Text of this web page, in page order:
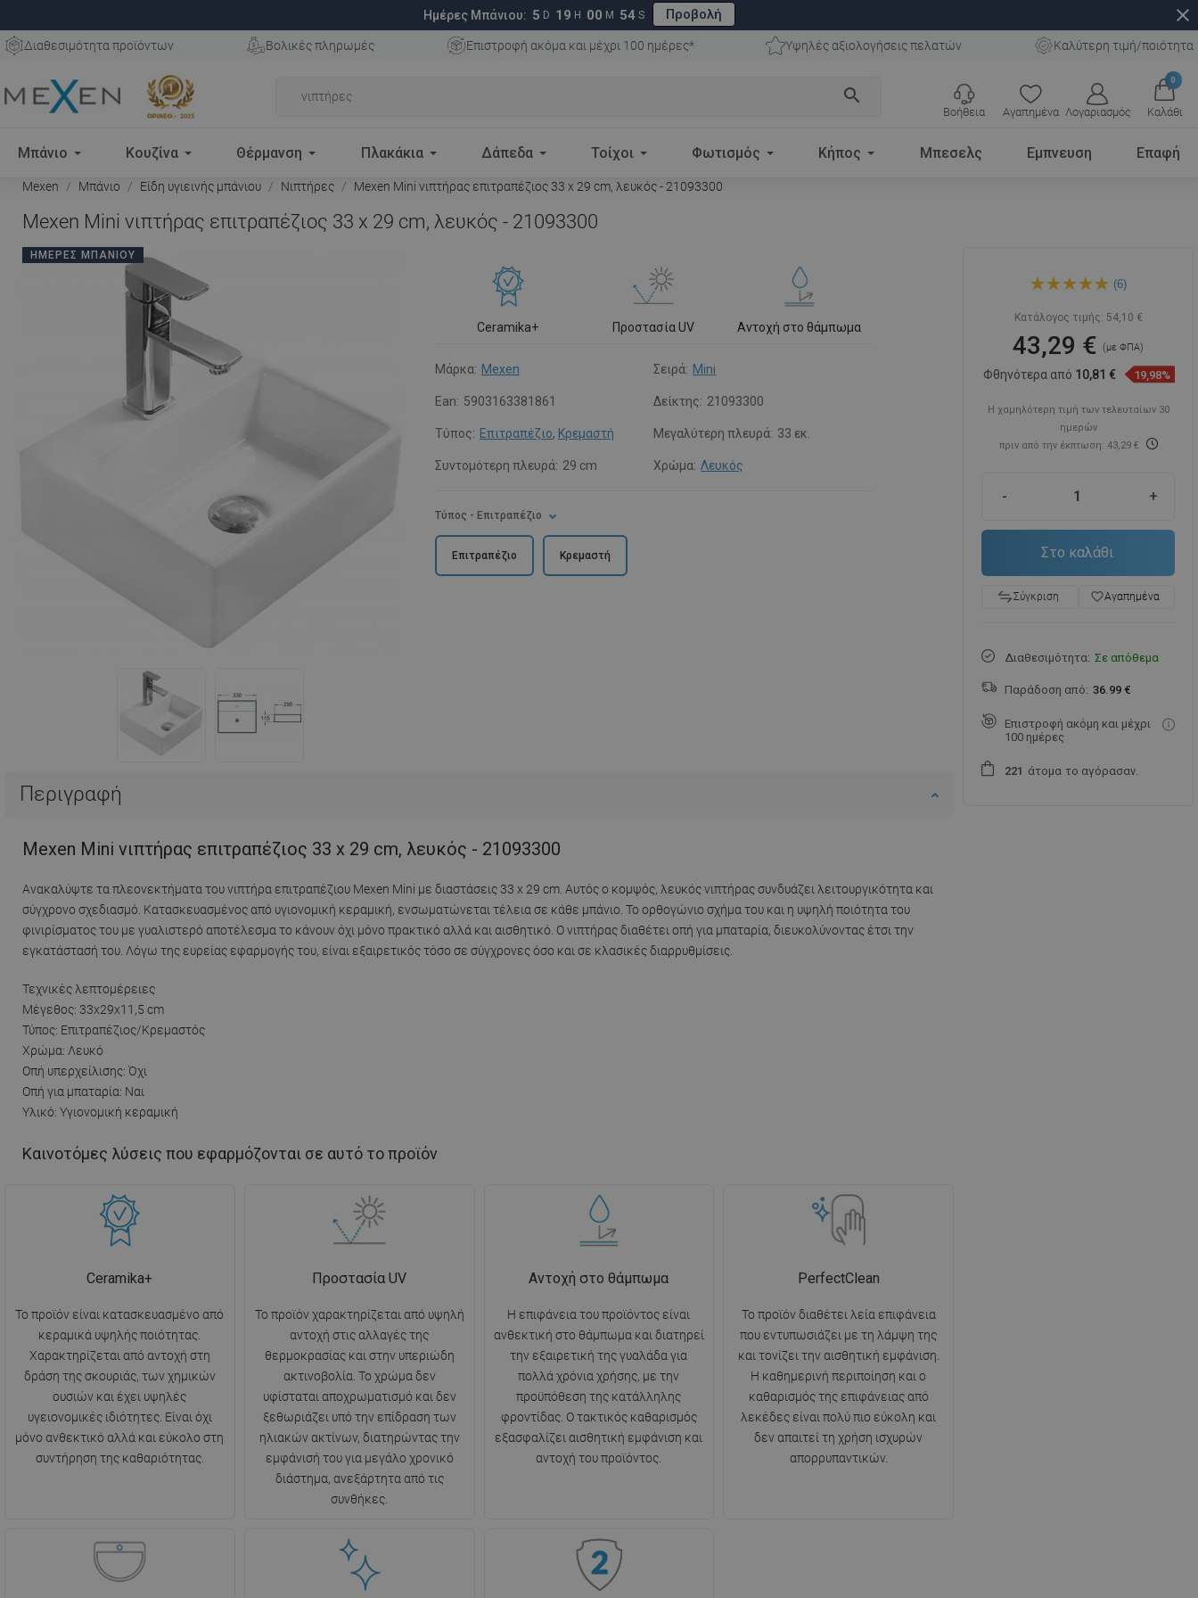
Ημέρες Μπάνιου: 5 D 19 H 00 M 53 S Προβολή close
Διαθεσιμότητα προϊόντων Βολικές πληρωμές Επιστροφή ακόμα και μέχρι 100 ημέρες* Υψηλές αξιολογήσεις πελατών Καλύτερη τιμή/ποιότητα
search
Αγαπημένα Λογαριασμός
0
Καλάθι
Βοήθεια
Μπάνιο Κουζίνα Θέρμανση Πλακάκια Δάπεδα Τοίχοι Φωτισμός Κήπος Μπεσελς Εμπνευση Επαφή
Mexen Μπάνιο Είδη υγιεινής μπάνιου Νιπτήρες Mexen Mini νιπτήρας επιτραπέζιος 33 x 29 cm, λευκός - 21093300
Mexen Mini νιπτήρας επιτραπέζιος 33 x 29 cm, λευκός - 21093300
ΗΜΈΡΕΣ ΜΠΆΝΙΟΥ
Ceramika+ Προστασία UV Αντοχή στο θάμπωμα
Μάρκα: Mexen Σειρά: Mini
Ean: 5903163381861 Δείκτης: 21093300
Τύπος: Επιτραπέζιο, Κρεμαστή Μεγαλύτερη πλευρά: 33 εκ.
Συντομότερη πλευρά: 29 cm Χρώμα: Λευκός
Τύπος - Επιτραπέζιο
Κρεμαστή
Επιτραπέζιο
Περιγραφή
Mexen Mini νιπτήρας επιτραπέζιος 33 x 29 cm, λευκός - 21093300
Ανακαλύψτε τα πλεονεκτήματα του νιπτήρα επιτραπέζιου Mexen Mini με διαστάσεις 33 x 29 cm. Αυτός ο κομψός, λευκός νιπτήρας συνδυάζει λειτουργικότητα και
σύγχρονο σχεδιασμό. Κατασκευασμένος από υγιονομική κεραμική, ενσωματώνεται τέλεια σε κάθε μπάνιο. Το ορθογώνιο σχήμα του και η υψηλή ποιότητα του
φινιρίσματος του με γυαλιστερό αποτέλεσμα το κάνουν όχι μόνο πρακτικό αλλά και αισθητικό. Ο νιπτήρας διαθέτει οπή για μπαταρία, διευκολύνοντας έτσι την
εγκατάστασή του. Λόγω της ευρείας εφαρμογής του, είναι εξαιρετικός τόσο σε σύγχρονες όσο και σε κλασικές διαρρυθμίσεις.
Τεχνικές λεπτομέρειες
Μέγεθος: 33x29x11,5 cm
Τύπος: Επιτραπέζιος/Κρεμαστός
Χρώμα: Λευκό
Οπή υπερχείλισης: Όχι
Οπή για μπαταρία: Ναι
Υλικό: Υγιονομική κεραμική
Καινοτόμες λύσεις που εφαρμόζονται σε αυτό το προϊόν
Ceramika+
Το προϊόν είναι κατασκευασμένο από
κεραμικά υψηλής ποιότητας.
Χαρακτηρίζεται από αντοχή στη
δράση της σκουριάς, των χημικών
ουσιών και έχει υψηλές
υγειονομικές ιδιότητες. Είναι όχι
μόνο ανθεκτικό αλλά και εύκολο στη
συντήρηση της καθαριότητας.
Προστασία UV
Το προϊόν χαρακτηρίζεται από υψηλή
αντοχή στις αλλαγές της
θερμοκρασίας και στην υπεριώδη
ακτινοβολία. Το χρώμα δεν
υφίσταται αποχρωματισμό και δεν
ξεθωριάζει υπό την επίδραση των
ηλιακών ακτίνων, διατηρώντας την
εμφάνισή του για μεγάλο χρονικό
διάστημα, ανεξάρτητα από τις
συνθήκες.
Αντοχή στο θάμπωμα
Η επιφάνεια του προϊόντος είναι
ανθεκτική στο θάμπωμα και διατηρεί
την εξαιρετική της γυαλάδα για
πολλά χρόνια χρήσης, με την
προϋπόθεση της κατάλληλης
φροντίδας. Ο τακτικός καθαρισμός
εξασφαλίζει αισθητική εμφάνιση και
αντοχή του προϊόντος.
PerfectClean
Το προϊόν διαθέτει λεία επιφάνεια
που εντυπωσιάζει με τη λάμψη της
και τονίζει την αισθητική εμφάνιση.
Η καθημερινή περιποίηση και ο
καθαρισμός της επιφάνειας από
λεκέδες είναι πολύ πιο εύκολη και
δεν απαιτεί τη χρήση ισχυρών
απορρυπαντικών.
επιτραπέζιος 33 x 29 cm,
(6)
Κατάλογος τιμής: 54,10 €
43,29 €(με ΦΠΑ)
Φθηνότερα από 10,81 € 19,98%
Η χαμηλότερη τιμή των τελευταίων 30
ημερών
πριν από την έκπτωση: 43,29 €
- +
Στο καλάθι
Σύγκριση favorite_borderΑγαπημένα
Διαθεσιμότητα: Σε απόθεμα
Παράδοση από: 36.99 €
Επιστροφή ακόμη και μέχρι
100 ημέρες
221 άτομα το αγόρασαν.